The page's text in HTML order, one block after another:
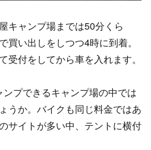
キャンプ場までは50分くら
買い出しをしつつ4時に到着。
受付をしてから車を入れます。
プできるキャンプ場の中では
うか。バイクも同じ料金ではあ
サイトが多い中、テントに横付